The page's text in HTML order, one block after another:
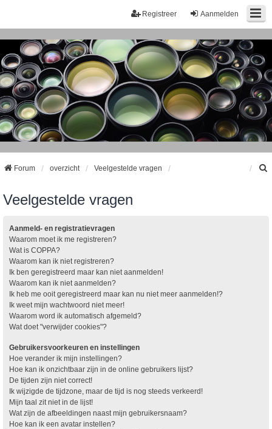
Aanmelden
Registreer
Forum overzicht Veelgestelde vragen
Veelgestelde vragen
Aanmeld- en registratievragen
Waarom moet ik me registreren?
Wat is COPPA?
Waarom kan ik niet registreren?
Ik ben geregistreerd maar kan niet aanmelden!
Waarom kan ik niet aanmelden?
Ik heb me ooit geregistreerd maar kan nu niet meer aanmelden!?
Ik weet mijn wachtwoord niet meer!
Waarom word ik automatisch afgemeld?
Wat doet "verwijder cookies"?
Gebruikersvoorkeuren en instellingen
Hoe verander ik mijn instellingen?
Hoe kan ik onzichtbaar zijn in de online gebruikers lijst?
De tijden zijn niet correct!
Ik wijzigde de tijdzone, maar de tijd is nog steeds verkeerd!
Mijn taal zit niet in de lijst!
Wat zijn de afbeeldingen naast mijn gebruikersnaam?
Hoe kan ik een avatar instellen?